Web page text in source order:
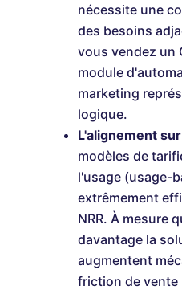
nécessite une
des besoins
vous vendez un
module
marketing
logique.
L'alignement
modèles de
l'usage (usage-
extrêmement
NRR. À mesure
davantage la
augmentent
friction de vente